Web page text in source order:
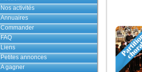
Nos activités
Annuaires
Commander
FAQ
Liens
Petites annonces
A gagner